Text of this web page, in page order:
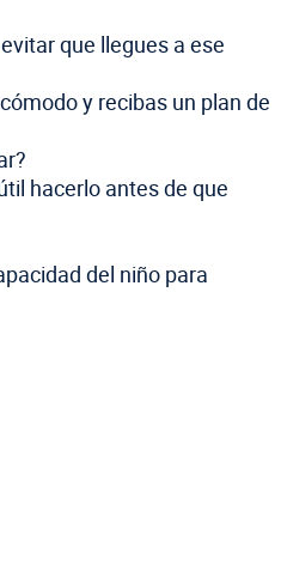
que llegues a ese
y recibas un plan de
hacerlo antes de que
del niño para